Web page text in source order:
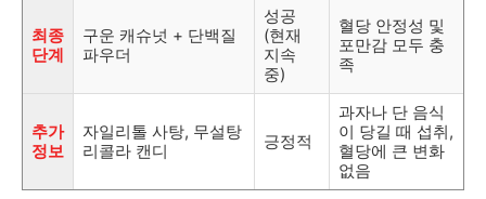
최종
단계
구운 캐슈넛 + 단백질
파우더
성공
(현재
지속
중)
혈당 안정성 및
포만감 모두 충
족
추가
정보
자일리톨 사탕, 무설탕
리콜라 캔디
긍정적
과자나 단 음식
이 당길 때 섭취,
혈당에 큰 변화
없음